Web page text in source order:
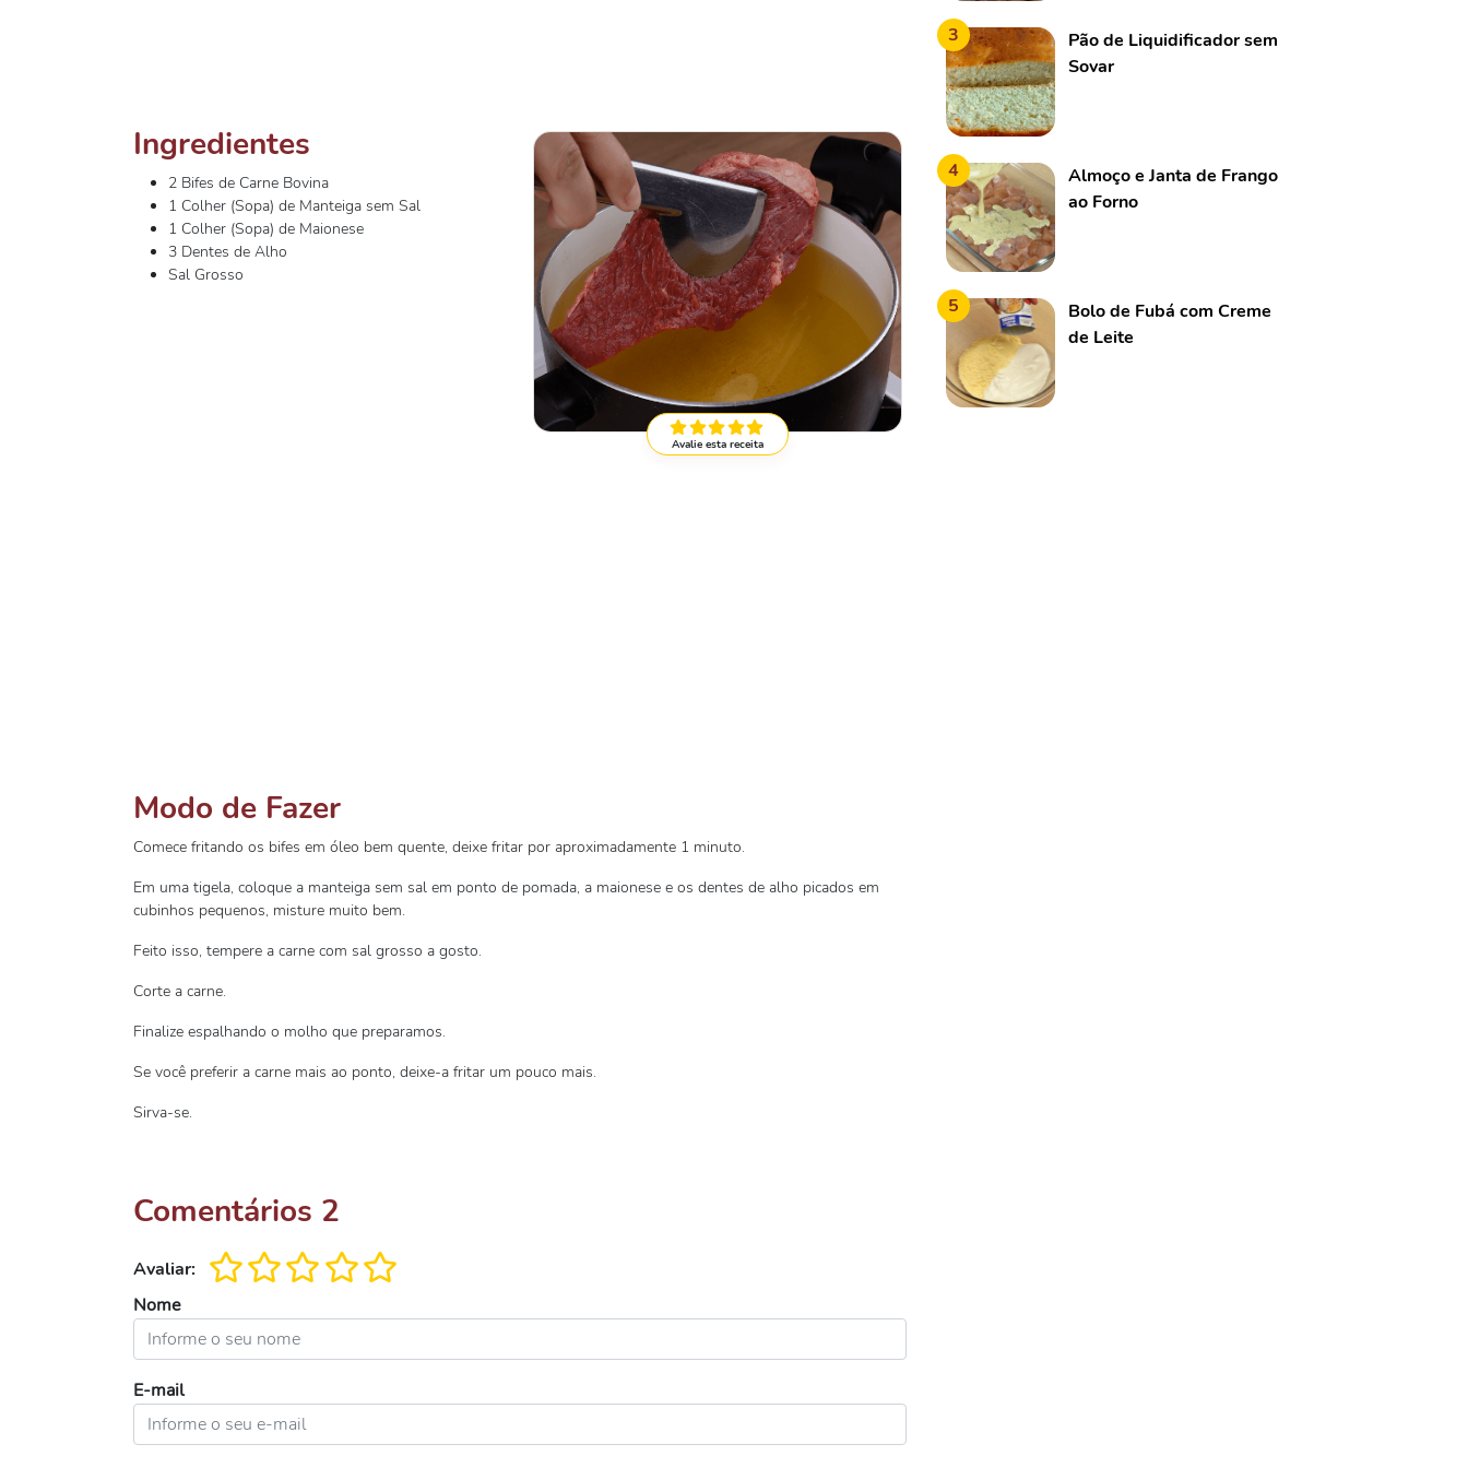
Avalie esta receita
Ingredientes
2 Bifes de Carne Bovina
1 Colher (Sopa) de Manteiga sem Sal
1 Colher (Sopa) de Maionese
3 Dentes de Alho
Sal Grosso
Modo de Fazer
Comece fritando os bifes em óleo bem quente, deixe fritar por aproximadamente 1 minuto.
Em uma tigela, coloque a manteiga sem sal em ponto de pomada, a maionese e os dentes de alho picados em
cubinhos pequenos, misture muito bem.
Feito isso, tempere a carne com sal grosso a gosto.
Corte a carne.
Finalize espalhando o molho que preparamos.
Se você preferir a carne mais ao ponto, deixe-a fritar um pouco mais.
Sirva-se.
Comentários 2
Avaliar:
Nome
E-mail
3
Pão de Liquidificador sem
Sovar
4
Almoço e Janta de Frango
ao Forno
5
Bolo de Fubá com Creme
de Leite